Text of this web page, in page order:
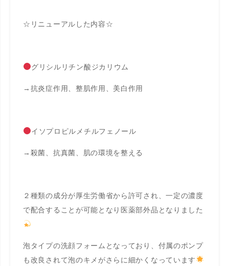
☆リニューアルした内容☆
グリシルリチン酸ジカリウム
→抗炎症作用、整肌作用、美白作用
イソプロピルメチルフェノール
→殺菌、抗真菌、肌の環境を整える
２種類の成分が厚生労働省から許可され、一定の濃度
で配合することが可能となり医薬部外品となりました
泡タイプの洗顔フォームとなっており、付属のポンプ
も改良されて泡のキメがさらに細かくなっています